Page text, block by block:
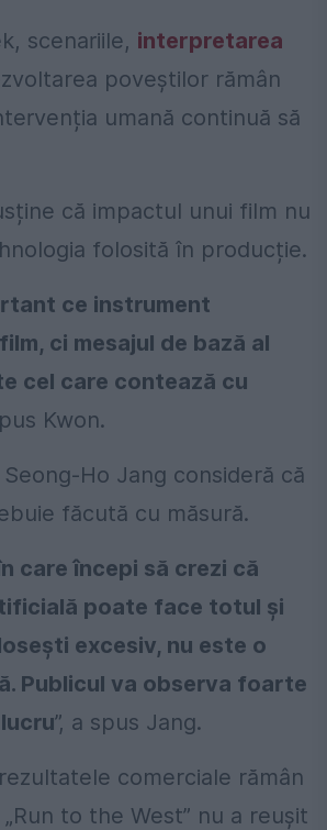
scenariile, interpretarea
poveștilor rămân
umană continuă să
că impactul unui film nu
folosită în producție.
ce instrument
ci mesajul de bază al
cel care contează cu
Kwon.
Ho Jang consideră că
făcută cu măsură.
care începi să crezi că
poate face totul și
excesiv, nu este o
Publicul va observa foarte
”, a spus Jang.
comerciale rămân
to the West” nu a reușit